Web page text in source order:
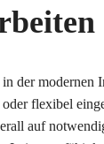
der modernen
flexibel
auf